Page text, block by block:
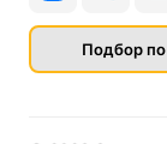
Подбор